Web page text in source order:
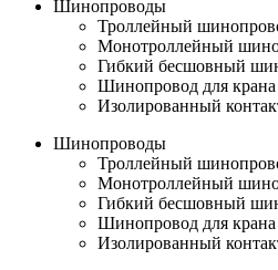
Шинопроводы
Троллейный
Монотроллейный
Гибкий бесшовный
Шинопровод для крана
Изолированный
Шинопроводы
Троллейный
Монотроллейный
Гибкий бесшовный
Шинопровод для крана
Изолированный